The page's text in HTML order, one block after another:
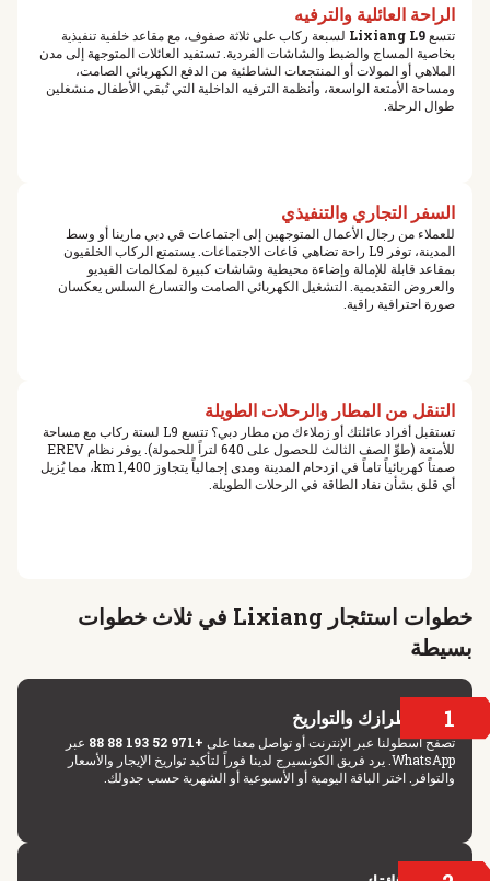
الراحة العائلية والترفيه
تتسعLixiang L9 لسبعة ركاب على ثلاثة صفوف، مع مقاعد خلفية تنفيذية
بخاصية المساج والضبط والشاشات الفردية. تستفيد العائلات المتوجهة إلى مدن
الملاهي أو المولات أو المنتجعات الشاطئية من الدفع الكهربائي الصامت،
ومساحة الأمتعة الواسعة، وأنظمة الترفيه الداخلية التي تُبقي الأطفال منشغلين
طوال الرحلة.
السفر التجاري والتنفيذي
للعملاء من رجال الأعمال المتوجهين إلى اجتماعات في دبي مارينا أو وسط
المدينة، توفر L9 راحة تضاهي قاعات الاجتماعات. يستمتع الركاب الخلفيون
بمقاعد قابلة للإمالة وإضاءة محيطية وشاشات كبيرة لمكالمات الفيديو
والعروض التقديمية. التشغيل الكهربائي الصامت والتسارع السلس يعكسان
صورة احترافية راقية.
التنقل من المطار والرحلات الطويلة
تستقبل أفراد عائلتك أو زملاءك من مطار دبي؟ تتسع L9 لستة ركاب مع مساحة
للأمتعة (طوِّ الصف الثالث للحصول على 640 لتراً للحمولة). يوفر نظام EREV
صمتاً كهربائياً تاماً في ازدحام المدينة ومدى إجمالياً يتجاوز 1,400 km، مما يُزيل
أي قلق بشأن نفاد الطاقة في الرحلات الطويلة.
خطوات استئجار Lixiang في ثلاث خطوات
بسيطة
1 اختر طرازك والتواريخ
تصفح أسطولنا عبر الإنترنت أو تواصل معنا على +971 52 193 88 88
عبر
WhatsApp. يرد فريق الكونسيرج لدينا فوراً لتأكيد تواريخ الإيجار والأسعار
والتوافر. اختر الباقة اليومية أو الأسبوعية أو الشهرية حسب جدولك.